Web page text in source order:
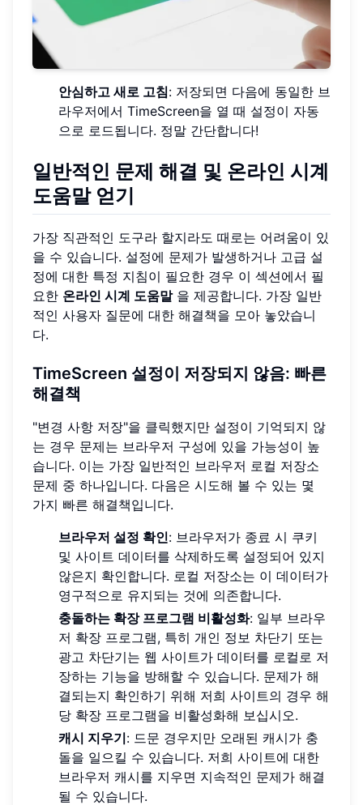
안심하고 새로 고침: 저장되면 다음에 동일한 브
라우저에서 TimeScreen을 열 때 설정이 자동
으로 로드됩니다. 정말 간단합니다!
일반적인 문제 해결 및 온라인 시계
도움말 얻기
가장 직관적인 도구라 할지라도 때로는 어려움이 있
을 수 있습니다. 설정에 문제가 발생하거나 고급 설
정에 대한 특정 지침이 필요한 경우 이 섹션에서 필
요한 온라인 시계 도움말을 제공합니다. 가장 일반
적인 사용자 질문에 대한 해결책을 모아 놓았습니
다.
TimeScreen 설정이 저장되지 않음: 빠른
해결책
"변경 사항 저장"을 클릭했지만 설정이 기억되지 않
는 경우 문제는 브라우저 구성에 있을 가능성이 높
습니다. 이는 가장 일반적인 브라우저 로컬 저장소
문제 중 하나입니다. 다음은 시도해 볼 수 있는 몇
가지 빠른 해결책입니다.
브라우저 설정 확인: 브라우저가 종료 시 쿠키
및 사이트 데이터를 삭제하도록 설정되어 있지
않은지 확인합니다. 로컬 저장소는 이 데이터가
영구적으로 유지되는 것에 의존합니다.
충돌하는 확장 프로그램 비활성화: 일부 브라우
저 확장 프로그램, 특히 개인 정보 차단기 또는
광고 차단기는 웹 사이트가 데이터를 로컬로 저
장하는 기능을 방해할 수 있습니다. 문제가 해
결되는지 확인하기 위해 저희 사이트의 경우 해
당 확장 프로그램을 비활성화해 보십시오.
캐시 지우기: 드문 경우지만 오래된 캐시가 충
돌을 일으킬 수 있습니다. 저희 사이트에 대한
브라우저 캐시를 지우면 지속적인 문제가 해결
될 수 있습니다.